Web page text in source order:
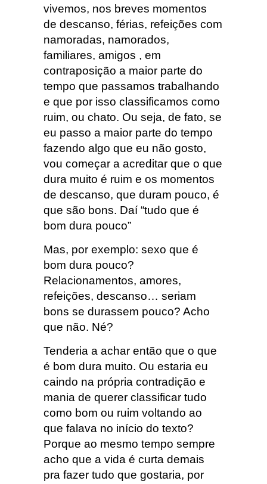
vivemos, nos breves momentos
de descanso, férias, refeições com
namoradas, namorados,
familiares, amigos , em
contraposição a maior parte do
tempo que passamos trabalhando
e que por isso classificamos como
ruim, ou chato. Ou seja, de fato, se
eu passo a maior parte do tempo
fazendo algo que eu não gosto,
vou começar a acreditar que o que
dura muito é ruim e os momentos
de descanso, que duram pouco, é
que são bons. Daí “tudo que é
bom dura pouco”
Mas, por exemplo: sexo que é
bom dura pouco?
Relacionamentos, amores,
refeições, descanso… seriam
bons se durassem pouco? Acho
que não. Né?
Tenderia a achar então que o que
é bom dura muito. Ou estaria eu
caindo na própria contradição e
mania de querer classificar tudo
como bom ou ruim voltando ao
que falava no início do texto?
Porque ao mesmo tempo sempre
acho que a vida é curta demais
pra fazer tudo que gostaria, por